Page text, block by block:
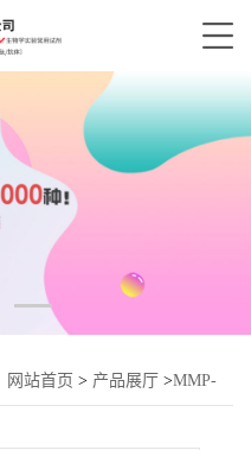
网站首页 > 产品展厅 >MMP-